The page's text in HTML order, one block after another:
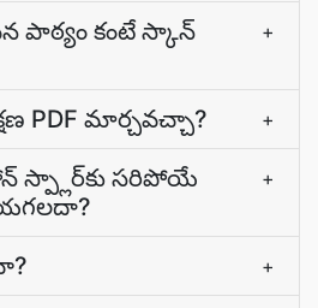
పాఠ్యం కంటే స్కాన్
+
PDF మార్చవచ్చా? +
స్ప్లార్‌కు సరిపోయే
+
+